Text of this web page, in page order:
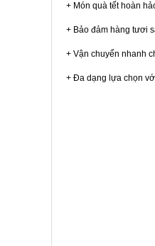
+ Món quà tết hoàn
+ Bảo đảm hàng tươi
+ Vận chuyển nhanh
+ Đa dạng lựa chọn